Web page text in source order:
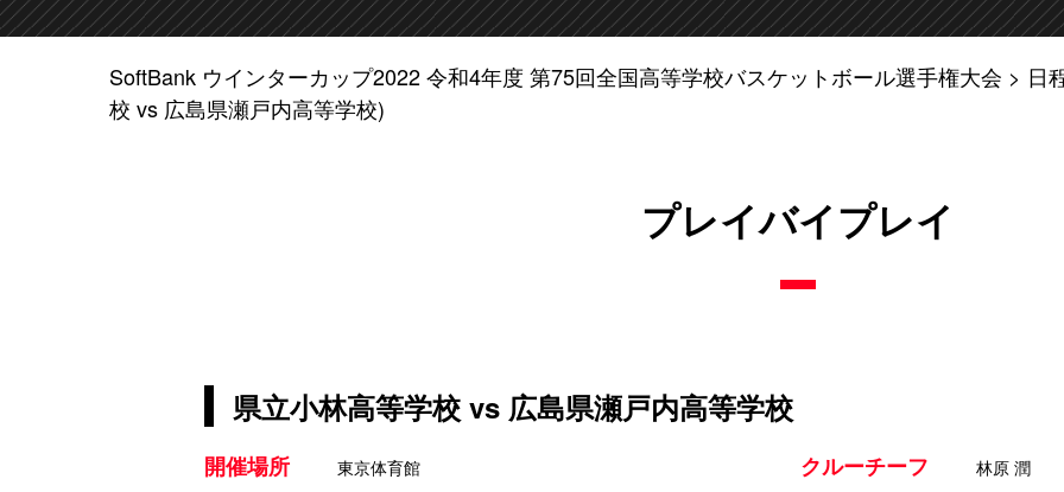
SoftBank ウインターカップ2022 令和4年度 第75回全国高等学校バスケットボール選手権大会 日
校 vs 広島県瀬戸内高等学校)
プレイバイプレイ
県立小林高等学校 vs 広島県瀬戸内高等学校
開催場所 東京体育館 クルーチーフ 林原 潤